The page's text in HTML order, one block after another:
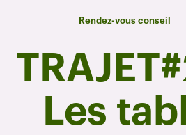
Rendez-vous conseil
Les